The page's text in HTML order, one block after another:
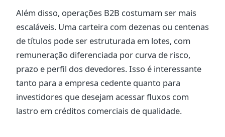
Além disso, operações B2B costumam ser mais
escaláveis. Uma carteira com dezenas ou centenas
de títulos pode ser estruturada em lotes, com
remuneração diferenciada por curva de risco,
prazo e perfil dos devedores. Isso é interessante
tanto para a empresa cedente quanto para
investidores que desejam acessar fluxos com
lastro em créditos comerciais de qualidade.